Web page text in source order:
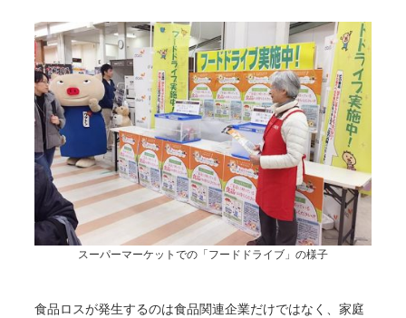
スーパーマーケットでの「フードドライブ」の様子
食品ロスが発生するのは食品関連企業だけではなく、家庭